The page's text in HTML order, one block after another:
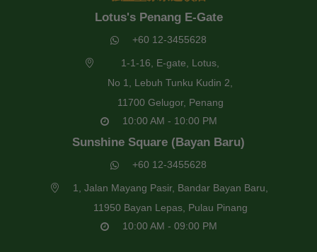
Lotus's Penang E-Gate
+60 12-3455628
1-1-16, E-gate, Lotus,
No 1, Lebuh Tunku Kudin 2,
11700 Gelugor, Penang
10:00 AM - 10:00 PM
Sunshine Square (Bayan Baru)
+60 12-3455628
1, Jalan Mayang Pasir, Bandar Bayan Baru,
11950 Bayan Lepas, Pulau Pinang
10:00 AM - 09:00 PM